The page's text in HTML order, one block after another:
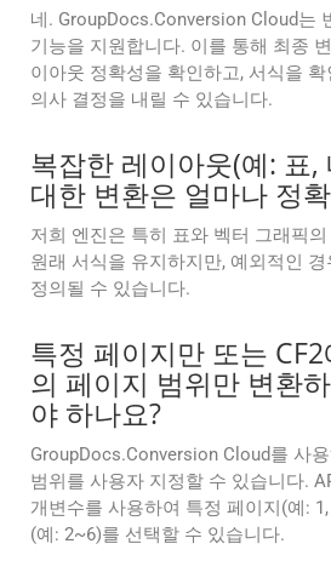
네. GroupDocs.Conversion Cloud는
기능을 지원합니다. 이를 통해 최종
이아웃 정확성을 확인하고, 서식을
의사 결정을 내릴 수 있습니다.
복잡한 레이아웃(예: 표,
대한 변환은 얼마나 정
저희 엔진은 특히 표와 벡터 그래픽
원래 서식을 유지하지만, 예외적인
정의될 수 있습니다.
특정 페이지만 또는
의 페이지 범위만 변환
야 하나요?
GroupDocs.Conversion Cloud를 사
범위를 사용자 지정할 수 있습니다.
개변수를 사용하여 특정 페이지(예:
(예: 2~6)를 선택할 수 있습니다.